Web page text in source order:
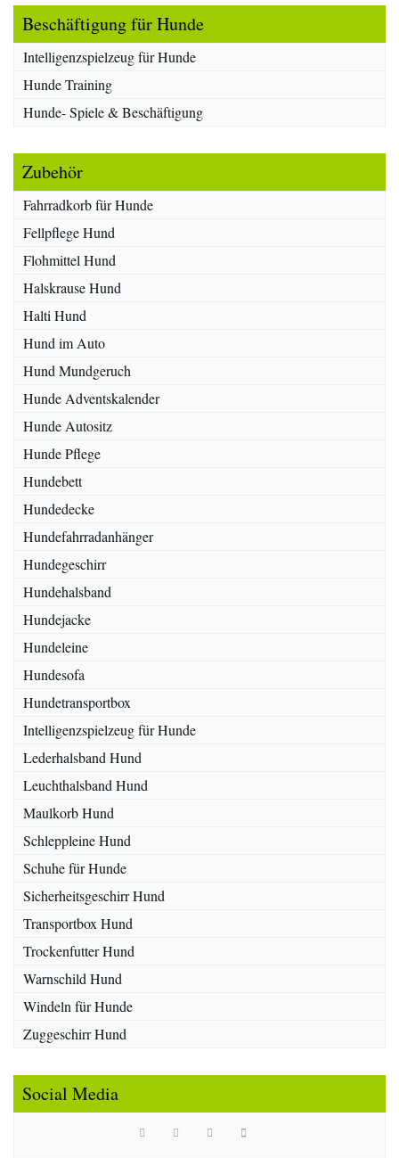
Beschäftigung für Hunde
Intelligenzspielzeug für Hunde
Hunde Training
Hunde- Spiele & Beschäftigung
Zubehör
Fahrradkorb für Hunde
Fellpflege Hund
Flohmittel Hund
Halskrause Hund
Halti Hund
Hund im Auto
Hund Mundgeruch
Hunde Adventskalender
Hunde Autositz
Hunde Pflege
Hundebett
Hundedecke
Hundefahrradanhänger
Hundegeschirr
Hundehalsband
Hundejacke
Hundeleine
Hundesofa
Hundetransportbox
Intelligenzspielzeug für Hunde
Lederhalsband Hund
Leuchthalsband Hund
Maulkorb Hund
Schleppleine Hund
Schuhe für Hunde
Sicherheitsgeschirr Hund
Transportbox Hund
Trockenfutter Hund
Warnschild Hund
Windeln für Hunde
Zuggeschirr Hund
Social Media